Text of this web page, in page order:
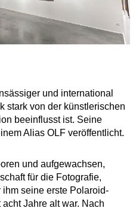
und international
stark von der künstlerischen
beeinflusst ist. Seine
Alias OLF veröffentlicht.
und aufgewachsen,
für die Fotografie,
seine erste Polaroid-
Jahre alt war. Nach